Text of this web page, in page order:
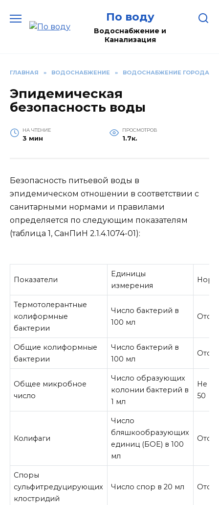
содержанию
По воду
Водоснабжение и
Канализация
ГЛАВНАЯ » ВОДОСНАБЖЕНИЕ » ВОДОСНАБЖЕНИЕ ГОРОДА
Эпидемическая
безопасность воды
НА ЧТЕНИЕ
3 мин
ПРОСМОТРОВ
1.7к.
Безопасность питьевой воды в
эпидемическом отношении в соответствии с
санитарными нормами и правилами
определяется по следующим показателям
(таблица 1, СанПиН 2.1.4.1074-01):
Показатели
Единицы
измерения
Термотолерантные
колиформные
бактерии
Число бактерий в
100 мл
Общие колиформные
бактерии
Число бактерий в
100 мл
Общее микробное
число
Число образующих
колонии бактерий в
1 мл
Не
50
Колифаги
Число
бляшкообразующих
единиц (БОЕ) в 100
мл
Споры
сульфитредуцирующих
клостридий
Число спор в 20 мл